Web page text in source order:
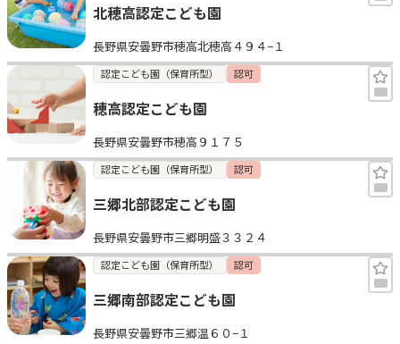
北穂高認定こども園
長野県安曇野市穂高北穂高４９４−１
認定こども園（保育所型） 認可
穂高認定こども園
長野県安曇野市穂高９１７５
認定こども園（保育所型） 認可
三郷北部認定こども園
長野県安曇野市三郷明盛３３２４
認定こども園（保育所型） 認可
三郷南部認定こども園
長野県安曇野市三郷温６０−１